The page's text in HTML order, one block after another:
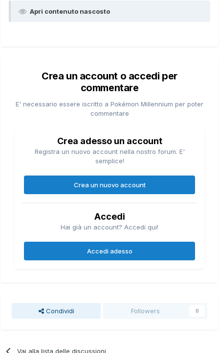
Apri contenuto nascosto
Crea un account o accedi per
commentare
E' necessario essere iscritto a Pokémon Millennium per poter
commentare
Crea adesso un account
Registra un nuovo account nella nostro forum. E'
semplice!
Crea un nuovo account
Accedi
Hai già un account? Accedi qui!
Accedi adesso
Condividi Followers 0
Vai alla lista delle discussioni